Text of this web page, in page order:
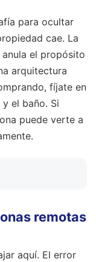
para ocultar
cae. La
el propósito
arquitectura
fíjate en
el baño. Si
puede verte a
remotas
aquí. El error